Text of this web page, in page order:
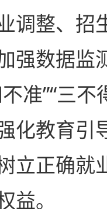
调整、招
强数据监
准”“三
化教育引
立正确就
。